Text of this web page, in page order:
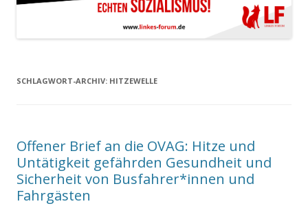
SCHLAGWORT-ARCHIV: HITZEWELLE
Offener Brief an die OVAG: Hitze und
Untätigkeit gefährden Gesundheit und
Sicherheit von Busfahrer*innen und
Fahrgästen